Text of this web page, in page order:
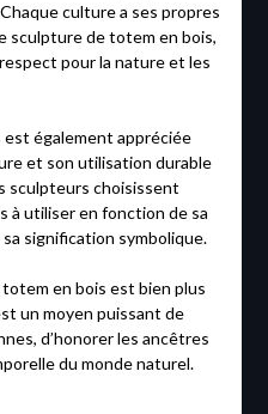
culture a ses propres
sculpture de totem en bois,
pour la nature et les
également appréciée
et son utilisation durable
sculpteurs choisissent
à utiliser en fonction de sa
signification symbolique.
en bois est bien plus
un moyen puissant de
d’honorer les ancêtres
du monde naturel.